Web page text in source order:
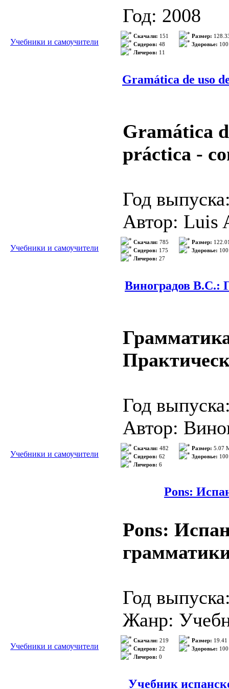
Этот
испанского
Год: 2008
ISBN:
Жанр:
Формат:
Качество:
Количество
Язык:
Формат
Качество
...>>>
Учебники и самоучители
Скачали: 151
Сидеров: 48
Личеров: 11
Размер:
Здоровье: 100
Gramática de uso
Gramática
práctica -
Год
Автор: Luis
Жанр:
Язык:
Формат:
Качество:
Описание:
cuestiones
nivel A1
Organizado
Учебники и самоучители
Скачали: 785
Сидеров: 175
Личеров: 27
Размер:
Здоровье: 100
Виноградов В.С.:
Год
Автор:
Жанр:
ISBN: 5-
Формат:
Количество
Описание:
студентов
различных
>>>
Учебники и самоучители
Скачали: 482
Сидеров: 62
Личеров: 6
Размер: 5.07
Здоровье: 100
Pons:
Pons:
Год
Жанр:
ISBN: 978-
Учебники и самоучители
Скачали: 219
Сидеров: 22
Личеров: 0
Размер:
Здоровье: 100
Учебник